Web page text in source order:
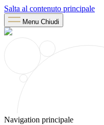
Salta al contenuto principale
Menu Chiudi
Navigation principale